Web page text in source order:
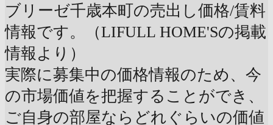
ブリーゼ千歳本町の売出し価格/賃料
情報です。（LIFULL HOME'Sの掲載
情報より）
実際に募集中の価格情報のため、今
の市場価値を把握することができ、
ご自身の部屋ならどれぐらいの価値